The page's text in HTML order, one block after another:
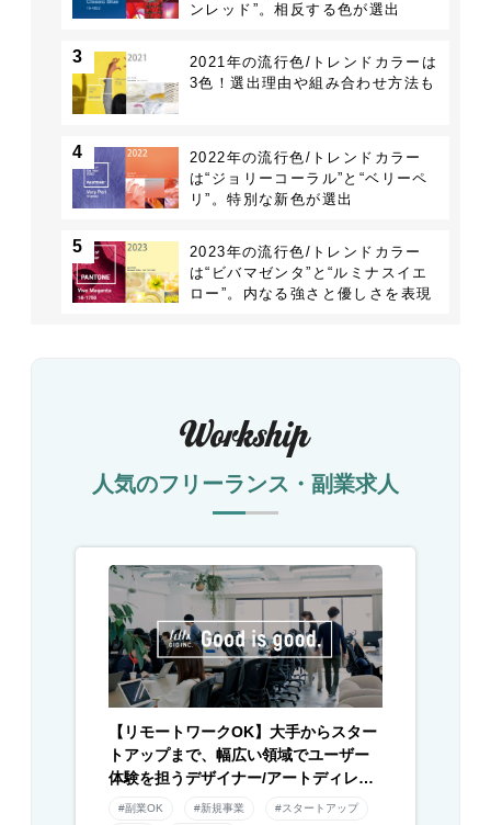
ンレッド”。相反する色が選出
3
2021年の流行色/トレンドカラーは
3色！選出理由や組み合わせ方法も
4
2022年の流行色/トレンドカラー
は“ジョリーコーラル”と“ベリーペ
リ”。特別な新色が選出
5
2023年の流行色/トレンドカラー
は“ビバマゼンタ”と“ルミナスイエ
ロー”。内なる強さと優しさを表現
人気のフリーランス・副業求人
【リモートワークOK】大手からスター
トアップまで、幅広い領域でユーザー
体験を担うデザイナー/アートディレク
ター募集！
#副業OK #新規事業 #スタートアップ